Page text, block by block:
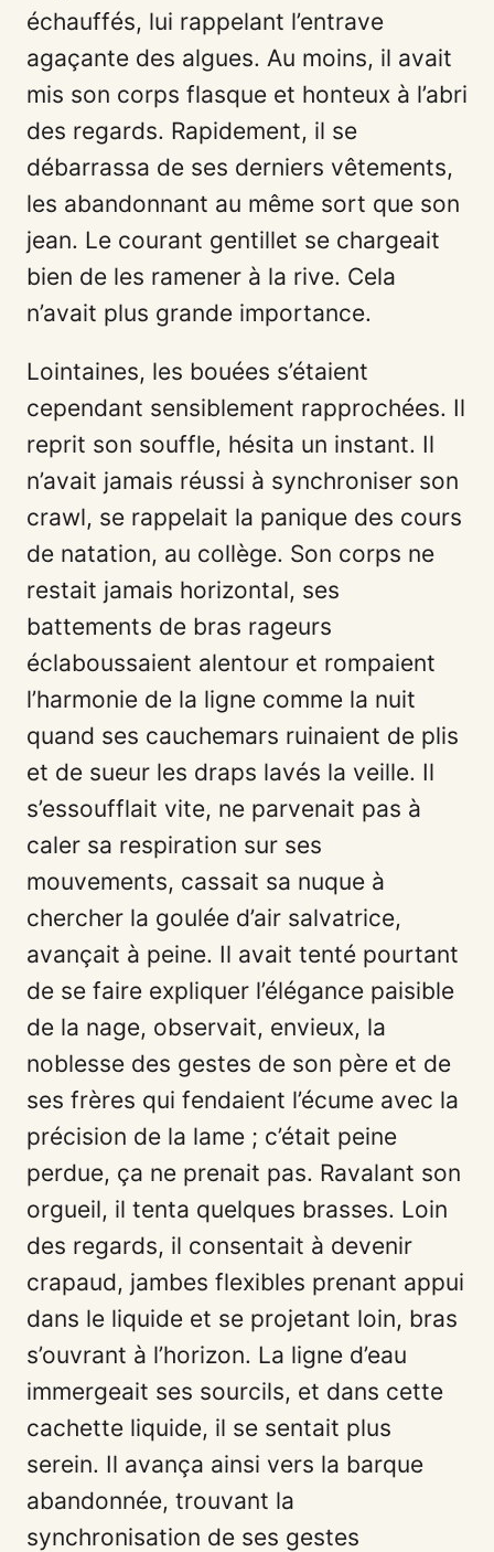
échauffés, lui rappelant l’entrave
agaçante des algues. Au moins, il avait
mis son corps flasque et honteux à l’abri
des regards. Rapidement, il se
débarrassa de ses derniers vêtements,
les abandonnant au même sort que son
jean. Le courant gentillet se chargeait
bien de les ramener à la rive. Cela
n’avait plus grande importance.
Lointaines, les bouées s’étaient
cependant sensiblement rapprochées. Il
reprit son souffle, hésita un instant. Il
n’avait jamais réussi à synchroniser son
crawl, se rappelait la panique des cours
de natation, au collège. Son corps ne
restait jamais horizontal, ses
battements de bras rageurs
éclaboussaient alentour et rompaient
l’harmonie de la ligne comme la nuit
quand ses cauchemars ruinaient de plis
et de sueur les draps lavés la veille. Il
s’essoufflait vite, ne parvenait pas à
caler sa respiration sur ses
mouvements, cassait sa nuque à
chercher la goulée d’air salvatrice,
avançait à peine. Il avait tenté pourtant
de se faire expliquer l’élégance paisible
de la nage, observait, envieux, la
noblesse des gestes de son père et de
ses frères qui fendaient l’écume avec la
précision de la lame ; c’était peine
perdue, ça ne prenait pas. Ravalant son
orgueil, il tenta quelques brasses. Loin
des regards, il consentait à devenir
crapaud, jambes flexibles prenant appui
dans le liquide et se projetant loin, bras
s’ouvrant à l’horizon. La ligne d’eau
immergeait ses sourcils, et dans cette
cachette liquide, il se sentait plus
serein. Il avança ainsi vers la barque
abandonnée, trouvant la
synchronisation de ses gestes